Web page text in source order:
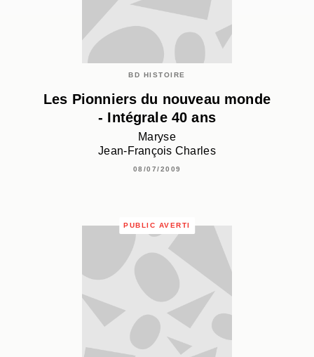
BD HISTOIRE
Les Pionniers du nouveau monde
- Intégrale 40 ans
Maryse
Jean-François Charles
08/07/2009
PUBLIC AVERTI